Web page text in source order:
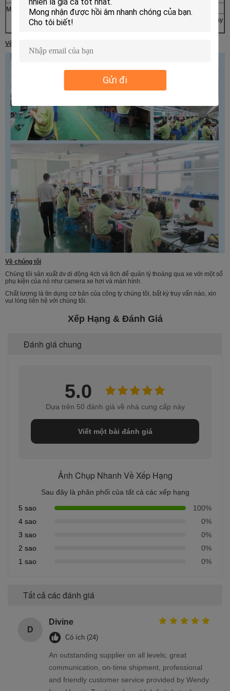
Gửi đi
Menu OSD
Nút AUTO, +, POWER, -, MENU
Ngôn ngữ: Trung Quốc, Anh, Nhật Bản, Pháp, Ý, Devin, Tây
Về chúng tôi
Về chúng tôi
Chúng tôi sản xuất dv di động 4ch và 8ch để quản lý thoáng qua xe với một số
phụ kiện của nó như camera xe hơi và màn hình.
Chất lượng là tín dụng cơ bản của công ty chúng tôi, bất kỳ truy vấn nào, xin
vui lòng liên hệ với chúng tôi.
Xếp Hạng & Đánh Giá
Đánh giá chung
5.0
Dựa trên 50 đánh giá về nhà cung cấp này
Viết một bài đánh giá
Ảnh Chụp Nhanh Về Xếp Hạng
Sau đây là phân phối của tất cả các xếp hạng
5 sao
100%
4 sao
0%
3 sao
0%
2 sao
0%
1 sao
0%
Tất cả các đánh giá
D
Divine
Có ích (24)
An outstanding supplier on all levels; great
communication, on-time shipment, professional
and friendly customer service provided by Wendy